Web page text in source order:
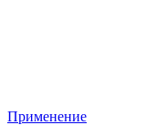
Применение